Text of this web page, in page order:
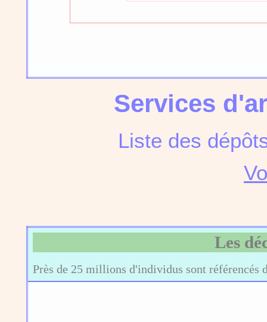
Services
Liste des
Les
Près de 25 millions d'individus sont référencés